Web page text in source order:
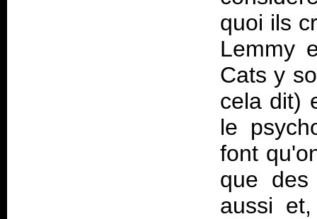
quoi ils
Lemmy
Cats y
cela dit)
le
font
que des
aussi